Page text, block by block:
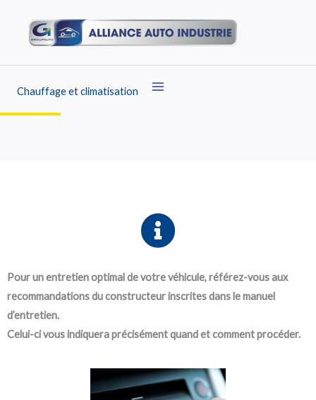
contenu
Chauffage et climatisation
Pour un entretien optimal de votre véhicule, référez-vous aux
recommandations du constructeur inscrites dans le manuel
d’entretien.
Celui-ci vous indiquera précisément quand et comment procéder.